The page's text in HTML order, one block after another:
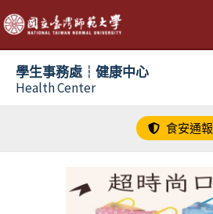
跳
至
主
學生事務處┆健康中心
Health Center
食安通報